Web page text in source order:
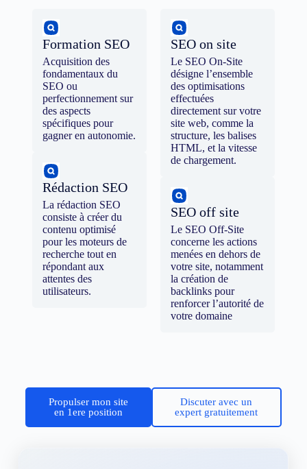
Formation SEO
Acquisition des
fondamentaux du
SEO ou
perfectionnement sur
des aspects
spécifiques pour
gagner en autonomie.
Rédaction SEO
La rédaction SEO
consiste à créer du
contenu optimisé
pour les moteurs de
recherche tout en
répondant aux
attentes des
utilisateurs.
SEO on site
Le SEO On-Site
désigne l’ensemble
des optimisations
effectuées
directement sur votre
site web, comme la
structure, les balises
HTML, et la vitesse
de chargement.
SEO off site
Le SEO Off-Site
concerne les actions
menées en dehors de
votre site, notamment
la création de
backlinks pour
renforcer l’autorité de
votre domaine
Propulser mon site
en 1ere position
Discuter avec un
expert gratuitement